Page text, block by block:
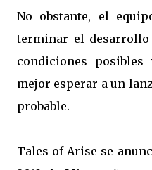
No obstante, el
terminar el desarrollo
condiciones
mejor esperar a un
probable.
Tales of Arise se